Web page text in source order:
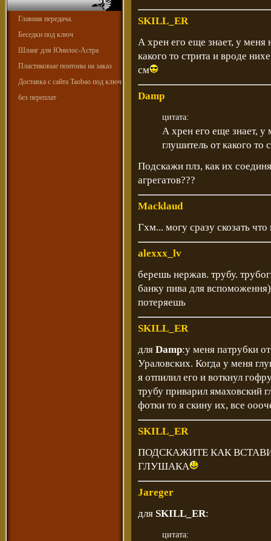
Главная передача.
Беседки под ключ
Шланг для Юнилос-Астра
Пластиковые понтоны на заказ
Доставка с сайта Taobao под ключ
без переплат
SKILL_ER
А хрен его еще знает, у меня
какого то стрита и вроде
см
Damp
цитата:
А хрен его еще знает, у
глушитель от какого то
Подскажи плз, как их
агрегатов???
Macklaud
Гхм... могу сразу скозать что
alexxx_lv
берешь нержав. трубу.
банку пива для
потеряешь
SKILL_ER
для Damp:у меня патрубки
Ураловских. Когда у меня
я отпилил его и воткнул
трубу приварил ямаховский
фотки то я скину их, все
SKILL_ER
ПОДСКАЖИТЕ КАК
ГЛУШАКА
Jareger
для SKILL_ER:
цитата: